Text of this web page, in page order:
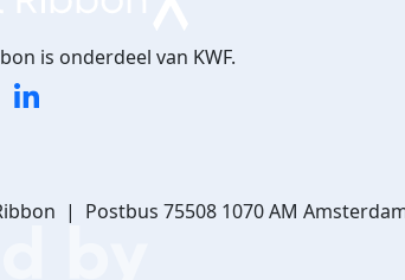
is onderdeel van KWF.
| Postbus 75508 1070 AM